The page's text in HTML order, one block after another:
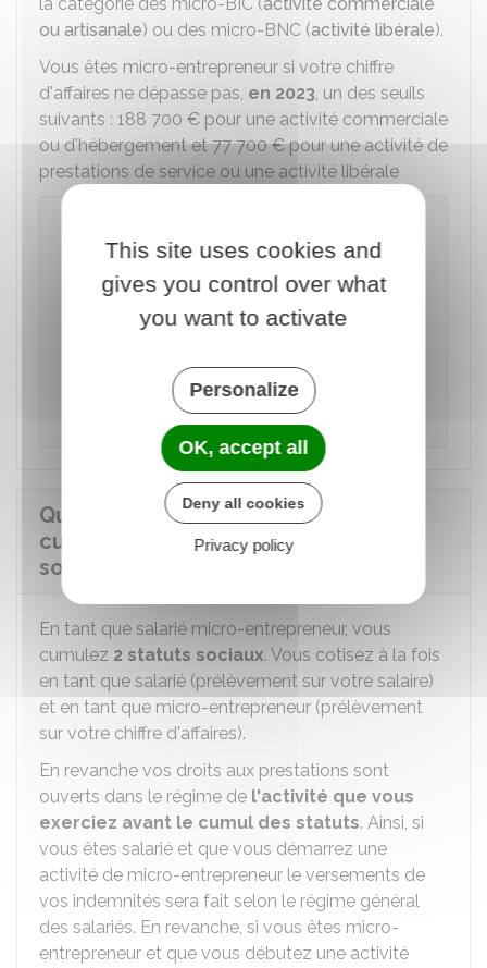
ou artisanale) ou des micro-BNC (activité libérale).
Vous êtes micro-entrepreneur si votre chiffre
d'affaires ne dépasse pas, en 2023, un des seuils
suivants : 188 700 € pour une activité commerciale
ou d'hébergement et77 700 €pour une activité de
prestations de service ou une activité libérale
Les seuils de chiffre d'affaires de 2023 de la
micro-entreprisesont augmentéspar
rapport à ceux pour le chiffre d'affaires de
2022. Les seuils étaient de188 700 €
(prestation de services et activité
Quelles sont les conséquences du
cumul de statuts sur votre régime
social ?
En tant que salarié micro-entrepreneur, vous
cumulez 2 statuts sociaux. Vous cotisez à la fois
en tant que salarié (prélèvement sur votre salaire)
et en tant que micro-entrepreneur (prélèvement
sur votre chiffre d'affaires).
En revanche vos droits aux prestations sont
ouverts dans le régime de l'activité que vous
exerciez avant le cumul des statuts. Ainsi, si
vous êtes salarié et que vous démarrez une
activité de micro-entrepreneur le versements de
vos indemnités sera fait selon le régime général
des salariés. En revanche, si vous êtes micro-
entrepreneur et que vous débutez une activité
This site uses cookies and
gives you control over what
you want to activate
Personalize
OK, accept all
Deny all cookies
Privacy policy